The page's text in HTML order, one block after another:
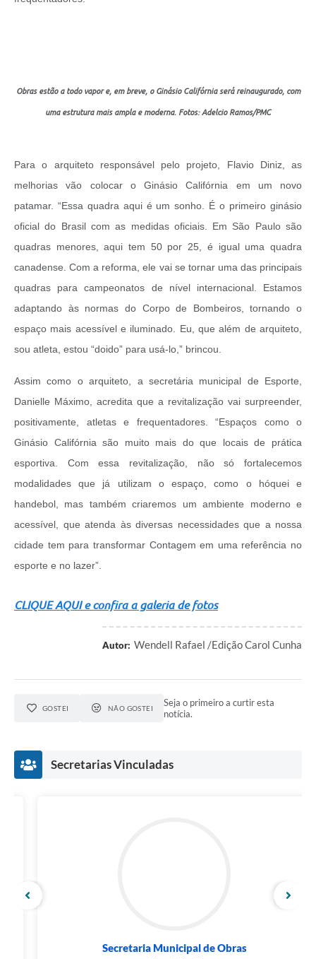
Obras estão a todo vapor e, em breve, o Ginásio Califórnia será reinaugurado, com
uma estrutura mais ampla e moderna. Fotos: Adelcio Ramos/PMC
Para o arquiteto responsável pelo projeto, Flavio Diniz, as
melhorias vão colocar o Ginásio Califórnia em um novo
patamar. “Essa quadra aqui é um sonho. É o primeiro ginásio
oficial do Brasil com as medidas oficiais. Em São Paulo são
quadras menores, aqui tem 50 por 25, é igual uma quadra
canadense. Com a reforma, ele vai se tornar uma das principais
quadras para campeonatos de nível internacional. Estamos
adaptando às normas do Corpo de Bombeiros, tornando o
espaço mais acessível e iluminado. Eu, que além de arquiteto,
sou atleta, estou “doido” para usá-lo,” brincou.
Assim como o arquiteto, a secretária municipal de Esporte,
Danielle Máximo, acredita que a revitalização vai surpreender,
positivamente, atletas e frequentadores. “Espaços como o
Ginásio Califórnia são muito mais do que locais de prática
esportiva. Com essa revitalização, não só fortalecemos
modalidades que já utilizam o espaço, como o hóquei e
handebol, mas também criaremos um ambiente moderno e
acessível, que atenda às diversas necessidades que a nossa
cidade tem para transformar Contagem em uma referência no
esporte e no lazer”.
CLIQUE AQUI e confira a galeria de fotos
Autor: Wendell Rafael /Edição Carol Cunha
GOSTEI NÃO GOSTEI
Seja o primeiro a curtir esta
notícia.
Secretarias Vinculadas
Secretaria Municipal de Obras